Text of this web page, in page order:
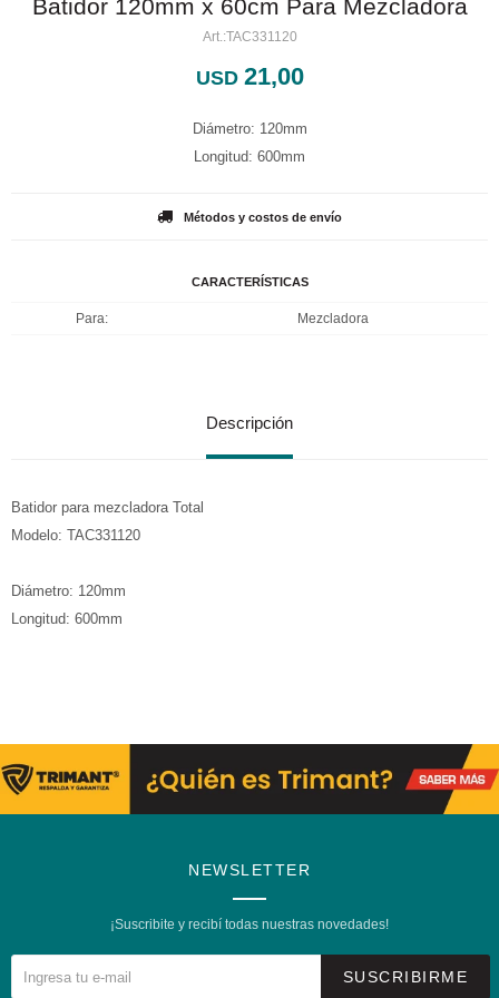
Batidor 120mm x 60cm Para Mezcladora
TAC331120
USD 21,00
Diámetro: 120mm
Longitud: 600mm
Métodos y costos de envío
CARACTERÍSTICAS
Para Mezcladora
Descripción
Batidor para mezcladora Total
Modelo: TAC331120
Diámetro: 120mm
Longitud: 600mm
NEWSLETTER
¡Suscribite y recibí todas nuestras novedades!
SUSCRIBIRME